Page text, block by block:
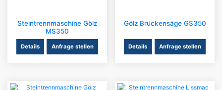
Steintrennmaschine Gölz
MS350
Details Anfrage stellen
Gölz Brückensäge GS350
Details Anfrage stellen